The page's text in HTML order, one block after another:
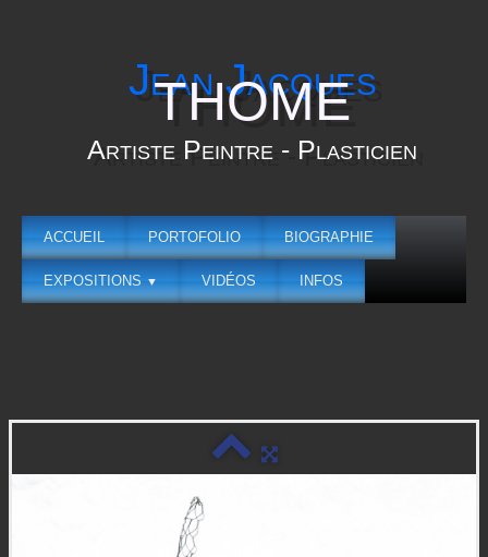
Jean Jacques
THOME
Artiste Peintre - Plasticien
ACCUEIL PORTOFOLIO BIOGRAPHIE
EXPOSITIONS ▼ VIDÉOS INFOS